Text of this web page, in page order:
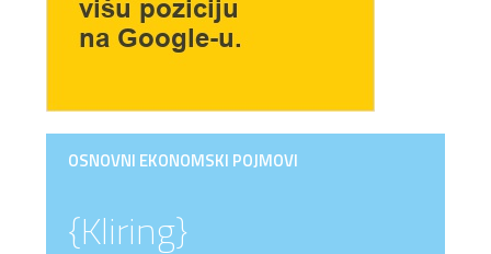
OSNOVNI EKONOMSKI POJMOVI
{Kliring}